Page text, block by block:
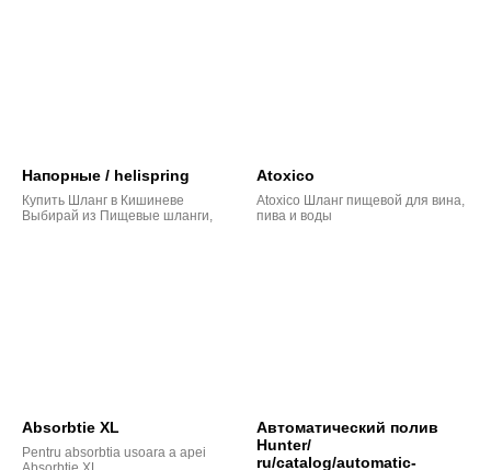
Напорные / helispring
Купить Шланг в Кишиневе
Выбирай из Пищевые шланги,
Atoxico
Atoxico Шланг пищевой для вина,
пива и воды
Absorbtie XL
Pentru absorbtia usoara a apei
Автоматический полив
Hunter/
ru/catalog/automatic-